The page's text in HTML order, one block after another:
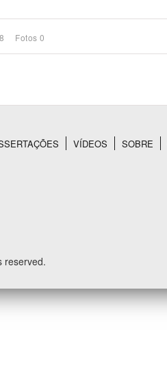
Fotos 0
VÍDEOS SOBRE
reserved.